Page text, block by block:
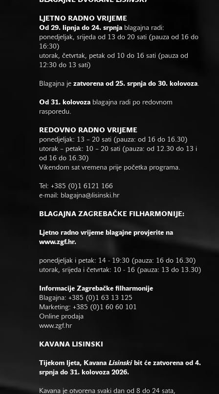
LJETNO RADNO VRIJEME
Od 29. lipnja do 24. srpnja blagajna radi:
ponedjeljak, srijeda od 13 do 20 sati (pauza od 16 do
16:30)
utorak, četvrtak, petak od 10 do 16 sati (pauza od
12:30 do 13 sati)
Blagajna je zatvorena od 25. srpnja do 30. kolovoza.
Od 31. kolovoza blagajna radi po redovnom
rasporedu.
REDOVNO RADNO VRIJEME
ponedjeljak: 13 – 20 sati (pauza: od 16 do 16.30)
utorak – petak: 10 – 20 sati (pauza: od 12.30 do 13 i
od 16 do 16.30)
Vikendom sat vremena prije početka programa.
Tel: +385 (0)1 6121 166
e-mail: blagajna@lisinski.hr
BLAGAJNA ZAGREBAČKE FILHARMONIJE:
Ljetno radno vrijeme blagajne provjerite na
www.zgf.hr.
ponedjeljak i petak: 14 - 19:30 (pauza: 16 do 16.30)
utorak, srijeda i četvrtak: 10 - 16 (pauza: 13 do 13.30)
Informacije Zagrebačke filharmonije
Blagajna: +385 (0)1 63 13 125
Marketing: +385 (0)1 60 60 101
Online prodaja
www.zgf.hr
KAVANA LISINSKI
Tijekom ljeta, Kavana Lisinskibit će zatvorena od 4.
srpnja do 31. kolovoza 2026.
Kavana je otvorena svaki dan od 8 do 24 sata,